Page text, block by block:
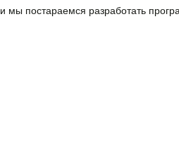
и мы постараемся разработать